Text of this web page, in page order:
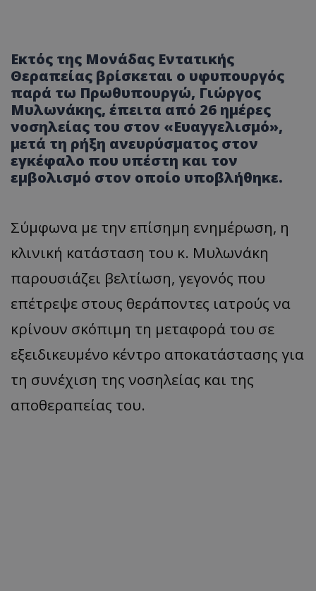
Εκτός της Μονάδας Εντατικής
Θεραπείας βρίσκεται ο υφυπουργός
παρά τω Πρωθυπουργώ, Γιώργος
Μυλωνάκης, έπειτα από 26 ημέρες
νοσηλείας του στον «Ευαγγελισμό»,
μετά τη ρήξη ανευρύσματος στον
εγκέφαλο που υπέστη και τον
εμβολισμό στον οποίο υποβλήθηκε.
Σύμφωνα με την επίσημη ενημέρωση, η
κλινική κατάσταση του κ. Μυλωνάκη
παρουσιάζει βελτίωση, γεγονός που
επέτρεψε στους θεράποντες ιατρούς να
κρίνουν σκόπιμη τη μεταφορά του σε
εξειδικευμένο κέντρο αποκατάστασης για
τη συνέχιση της νοσηλείας και της
αποθεραπείας του.